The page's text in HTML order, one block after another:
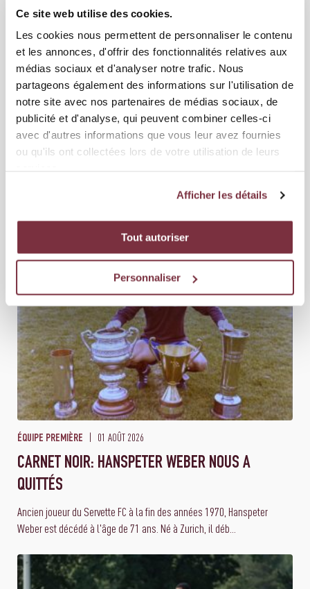
Ce site web utilise des cookies.
Les cookies nous permettent de personnaliser le contenu
et les annonces, d'offrir des fonctionnalités relatives aux
médias sociaux et d'analyser notre trafic. Nous
partageons également des informations sur l'utilisation de
notre site avec nos partenaires de médias sociaux, de
publicité et d'analyse, qui peuvent combiner celles-ci
avec d'autres informations que vous leur avez fournies
ou qu'ils ont collectées lors de votre utilisation de leurs
Afficher les détails
Tout autoriser
Personnaliser
ÉQUIPE PREMIÈRE 01 AOÛT 2026
de Brack Super League. Le Servette FC n’a pas réuss...
ÉQUIPE PREMIÈRE 01 AOÛT 2026
CARNET NOIR: HANSPETER WEBER NOUS A
QUITTÉS
Ancien joueur du Servette FC à la fin des années 1970, Hanspeter
Weber est décédé à l'âge de 71 ans. Né à Zurich, il déb...